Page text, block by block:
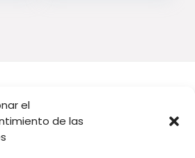
el
de las
y divertidos, así como todo
para tu disfraz o tus